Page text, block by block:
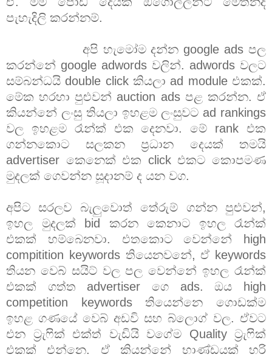
පැහැදිලි කරන්නම්.
අපි හැමෝම දන්න google ads පල
කරන්නේ google adwords වලින්. adwords වලට
සම්බන්ධයි double click කියලා ad module එකක්.
මේක හරහා පුළුවන් auction ads පළ කරන්න. ඒ
කියන්නේ ලංසු තියලා ඉහළම ලංසුවට ad rankings
වල ඉහළම රෑන්ක් එක දෙනවා. මේ rank එක
ගන්නකොට සලකන ප්‍රධාන දෙයක් තමයි
advertiser කෙනෙක් එක click එකට කොපමණ
මුදලක් ගෙවන්න සූදානම් ද යන වග.
අපිට සරලව බැලුවොත් තේරුම් ගන්න පුළුවන්,
ඉහල මුදලක් bid කරන කෙනාට ඉහල රෑන්ක්
එකක් හම්බෙනවා. එතකොට වෙන්නේ high
compitition keywords තියෙනවනේ, ඒ keywords
තියන වෙබ් සයිට් වල පල වෙන්නේ ඉහල රෑන්ක්
එකක් ගත්ත advertiser ගෙ ads. ඔය high
competition keywords තියෙන්නෙ ගොඩක්ම
ඉහළ ගණයේ වෙබ් අඩවි සහ බ්ලොග් වල. ඒවට
එන ට්‍රැෆික් එක්ත් වැඩියි වගේම Quality ට්‍රැෆික්
එකක් එන්නෙ. ඒ කියන්නේ භාණ්ඩයක් හරි